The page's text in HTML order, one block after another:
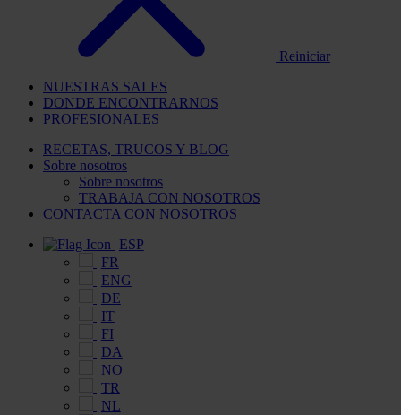
Reiniciar
NUESTRAS SALES
DONDE ENCONTRARNOS
PROFESIONALES
RECETAS, TRUCOS Y BLOG
Sobre nosotros
Sobre nosotros
TRABAJA CON NOSOTROS
CONTACTA CON NOSOTROS
ESP
FR
ENG
DE
IT
FI
DA
NO
TR
NL